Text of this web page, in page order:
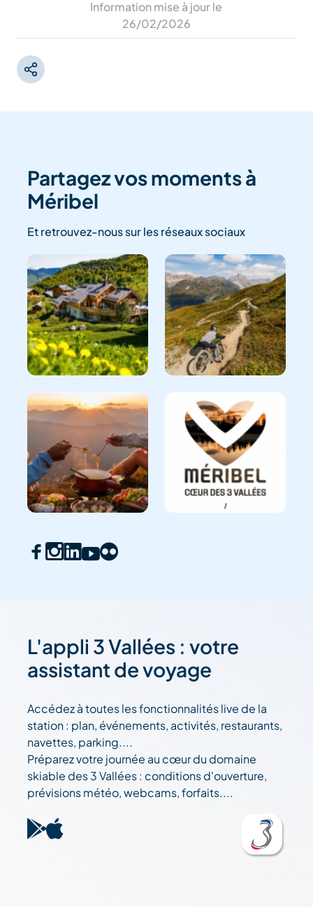
Information mise à jour le
26/02/2026
Partagez vos moments à
Méribel
Et retrouvez-nous sur les réseaux sociaux
L'appli 3 Vallées : votre
assistant de voyage
Accédez à toutes les fonctionnalités live de la
station : plan, événements, activités, restaurants,
navettes, parking....
Préparez votre journée au cœur du domaine
skiable des 3 Vallées : conditions d'ouverture,
prévisions météo, webcams, forfaits....